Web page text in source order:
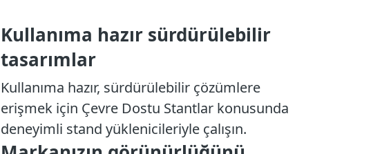
Kullanıma hazır sürdürülebilir
tasarımlar
Kullanıma hazır, sürdürülebilir çözümlere
erişmek için Çevre Dostu Stantlar konusunda
deneyimli stand yüklenicileriyle çalışın.